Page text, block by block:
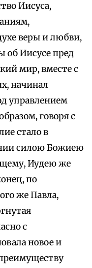
Иисуса,
веры и любви,
об Иисусе пред
мир, вместе с
начинал
управлением
говоря с
стало в
силою Божиею
Иудею же
по
же Павла,
с
новое и